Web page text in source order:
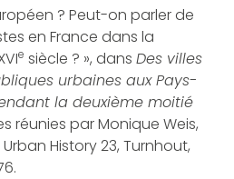
? Peut-on parler de
en France dans la
e siècle ? », dans Des villes
urbaines aux Pays-
la deuxième moitié
réunies par Monique Weis,
History 23, Turnhout,